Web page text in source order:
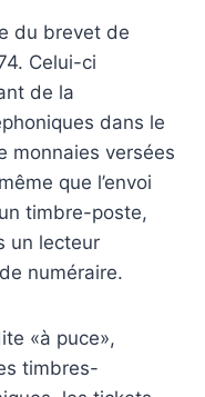
du brevet de
Celui-ci
de la
dans le
monnaies versées
que l’envoi
timbre-poste,
un lecteur
numéraire.
«à puce»,
timbres-